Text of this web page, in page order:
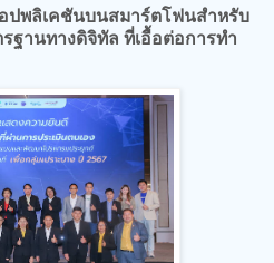
ปพลิเคชันบนสมาร์ตโฟนสำหรับ
รฐานทางดิจิทัล ที่เอื้อต่อการทำ